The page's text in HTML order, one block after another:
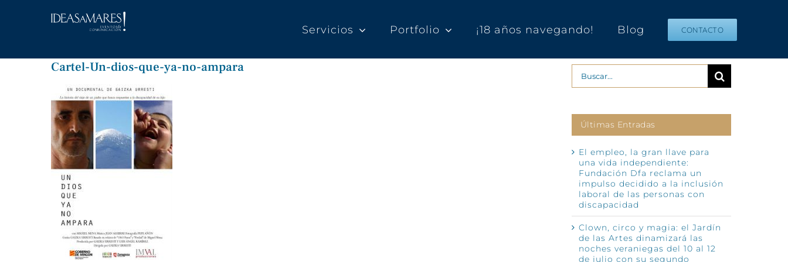
Servicios Portfolio ¡18 años navegando! Blog CONTACTO
Cartel-Un-dios-que-ya-no-ampara Buscar:
Últimas Entradas
El empleo, la gran llave para
una vida independiente:
Fundación Dfa reclama un
impulso decidido a la inclusión
laboral de las personas con
discapacidad
Clown, circo y magia: el Jardín
de las Artes dinamizará las
noches veraniegas del 10 al 12
de julio con su segundo